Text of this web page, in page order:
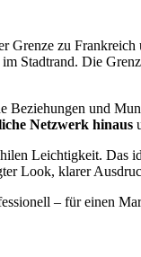
Grenze zu
Stadtrand. Die
Beziehungen und
Netzwerk hinaus
Leichtigkeit.
Look, klarer
– für einen